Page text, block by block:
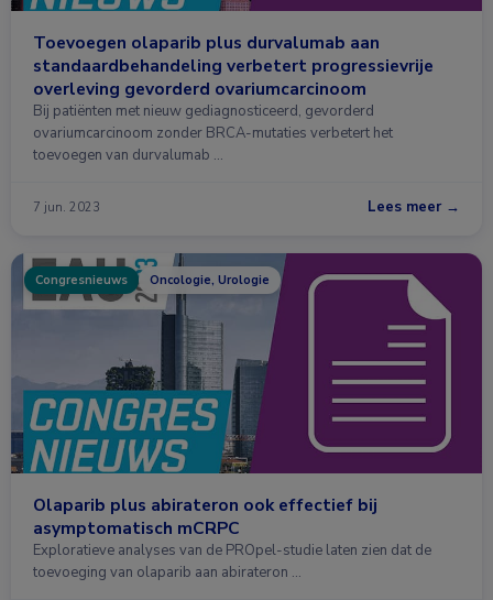
Toevoegen olaparib plus durvalumab aan
standaardbehandeling verbetert progressievrije
overleving gevorderd ovariumcarcinoom
Bij patiënten met nieuw gediagnosticeerd, gevorderd
ovariumcarcinoom zonder BRCA-mutaties verbetert het
toevoegen van durvalumab …
7 jun. 2023 Lees meer →
Congresnieuws Oncologie, Urologie
Olaparib plus abirateron ook effectief bij
asymptomatisch mCRPC
Exploratieve analyses van de PROpel-studie laten zien dat de
toevoeging van olaparib aan abirateron …